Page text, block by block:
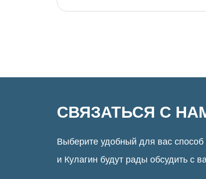
СВЯЗАТЬСЯ С
Выберите удобный для вас способ
и Кулагин будут рады обсудить с